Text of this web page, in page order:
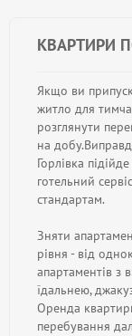
КВАРТИРИ
Якщо ви
житло для
розглянути
на
Горлівка
готельний
стандартам.
Зняти
рівня - від
апартаментів з
їдальнею,
Оренда
перебування